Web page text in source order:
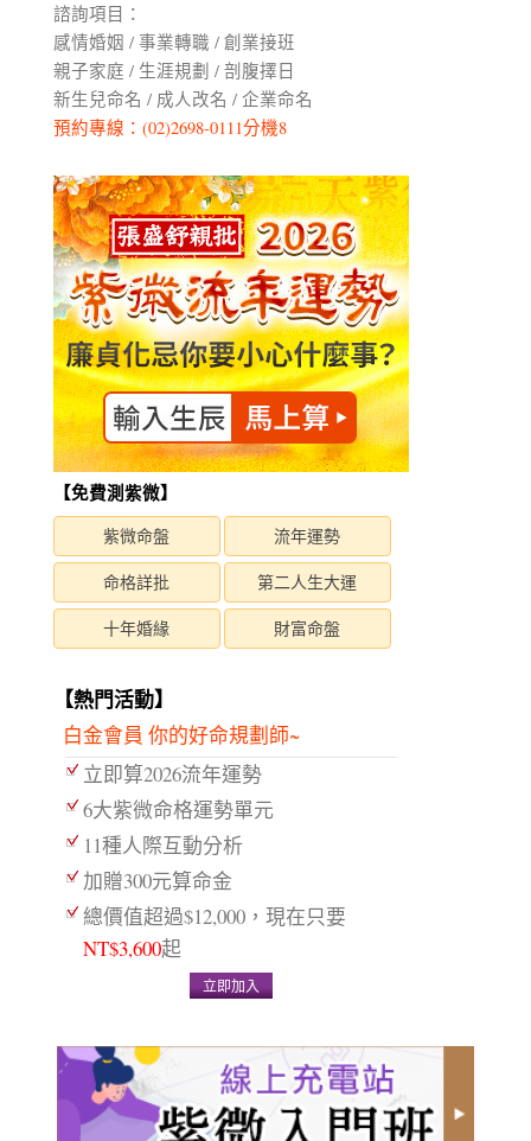
諮詢項目：
感情婚姻 / 事業轉職 / 創業接班
親子家庭 / 生涯規劃 / 剖腹擇日
新生兒命名 / 成人改名 / 企業命名
預約專線：(02)2698-0111分機8
【免費測紫微】
紫微命盤 流年運勢
命格詳批 第二人生大運
十年婚緣 財富命盤
【熱門活動】
白金會員 你的好命規劃師~
立即算2026流年運勢
6大紫微命格運勢單元
11種人際互動分析
加贈300元算命金
總價值超過$12,000，現在只要
NT$3,600起
立即加入